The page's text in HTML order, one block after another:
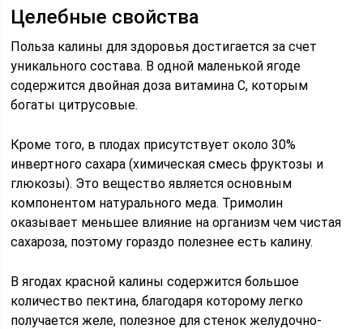
Целебные свойства
Польза калины для здоровья достигается за счет
уникального состава. В одной маленькой ягоде
содержится двойная доза витамина С, которым
богаты цитрусовые.
Кроме того, в плодах присутствует около 30%
инвертного сахара (химическая смесь фруктозы и
глюкозы). Это вещество является основным
компонентом натурального меда. Тримолин
оказывает меньшее влияние на организм чем чистая
сахароза, поэтому гораздо полезнее есть калину.
В ягодах красной калины содержится большое
количество пектина, благодаря которому легко
получается желе, полезное для стенок желудочно-